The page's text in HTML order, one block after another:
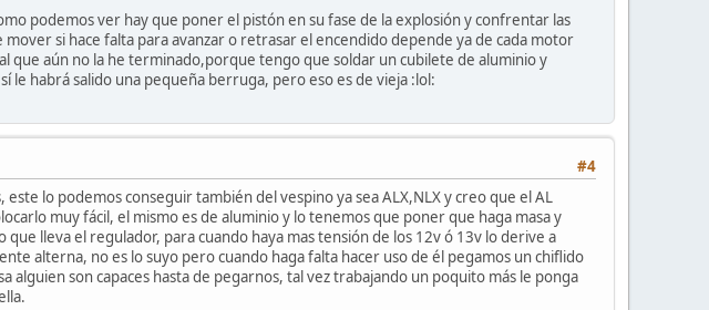
podemos ver hay que poner el pistón en su fase de la explosión y confrentar las
si hace falta para avanzar o retrasar el encendido depende ya de cada motor
que aún no la he terminado,porque tengo que soldar un cubilete de aluminio y
le habrá salido una pequeña berruga, pero eso es de vieja :lol:
#4
lo podemos conseguir también del vespino ya sea ALX,NLX y creo que el AL
muy fácil, el mismo es de aluminio y lo tenemos que poner que haga masa y
lleva el regulador, para cuando haya mas tensión de los 12v ó 13v lo derive a
alterna, no es lo suyo pero cuando haga falta hacer uso de él pegamos un chiflido
alguien son capaces hasta de pegarnos, tal vez trabajando un poquito más le ponga